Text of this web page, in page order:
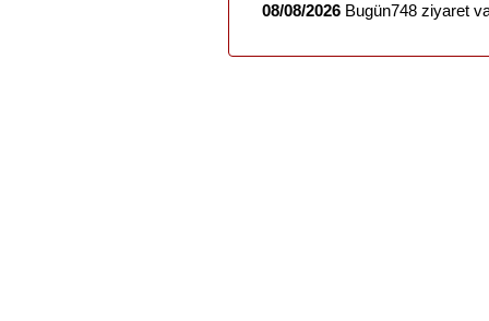
08/08/2026 Bugün748 ziyaret